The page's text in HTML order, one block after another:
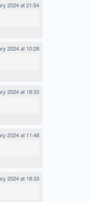
2024 at 21:54
2024 at 10:28
2024 at 18:33
2024 at 11:48
2024 at 18:33